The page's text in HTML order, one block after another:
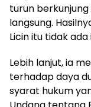
turun
langsung.
Licin itu tidak ada
Lebih lanjut, ia
terhadap daya
syarat hukum